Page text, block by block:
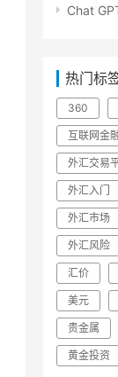
Chat
热门标
360
互联网金
外汇交易
外汇入门
外汇市场
外汇风险
汇价
美元
贵金属
黄金投资